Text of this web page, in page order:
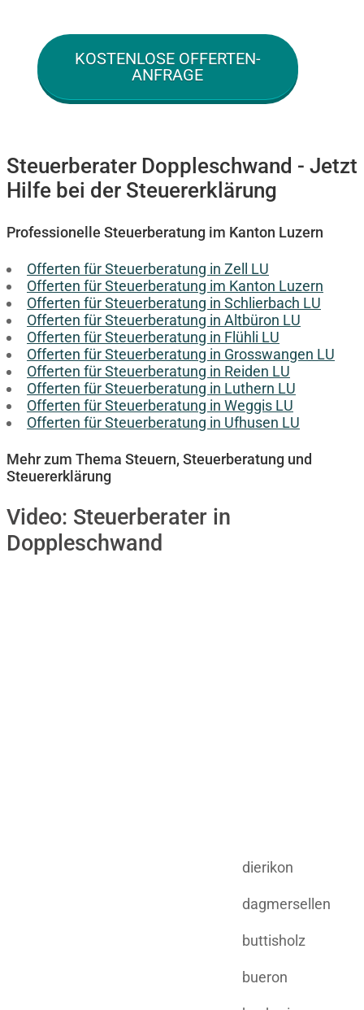
KOSTENLOSE OFFERTEN-
ANFRAGE
Steuerberater Doppleschwand - Jetzt
Hilfe bei der Steuererklärung
Professionelle Steuerberatung im Kanton Luzern
Offerten für Steuerberatung in Zell LU
Offerten für Steuerberatung im Kanton Luzern
Offerten für Steuerberatung in Schlierbach LU
Offerten für Steuerberatung in Altbüron LU
Offerten für Steuerberatung in Flühli LU
Offerten für Steuerberatung in Grosswangen LU
Offerten für Steuerberatung in Reiden LU
Offerten für Steuerberatung in Luthern LU
Offerten für Steuerberatung in Weggis LU
Offerten für Steuerberatung in Ufhusen LU
Mehr zum Thema Steuern, Steuerberatung und
Steuererklärung
Video: Steuerberater in
Doppleschwand
dierikon
dagmersellen
buttisholz
bueron